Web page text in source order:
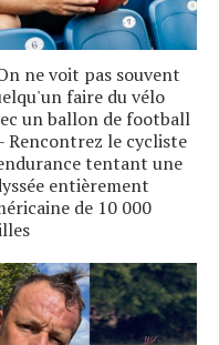
ne voit pas souvent
faire du vélo
un ballon de football
Rencontrez le cycliste
tentant une
entièrement
de 10 000